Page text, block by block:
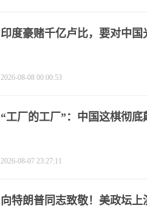
印度豪赌千亿卢比，要对中国
2026-08-08 00:00:53
“工厂的工厂”：中国这棋彻底
2026-08-07 23:27:11
向特朗普同志致敬！美政坛上